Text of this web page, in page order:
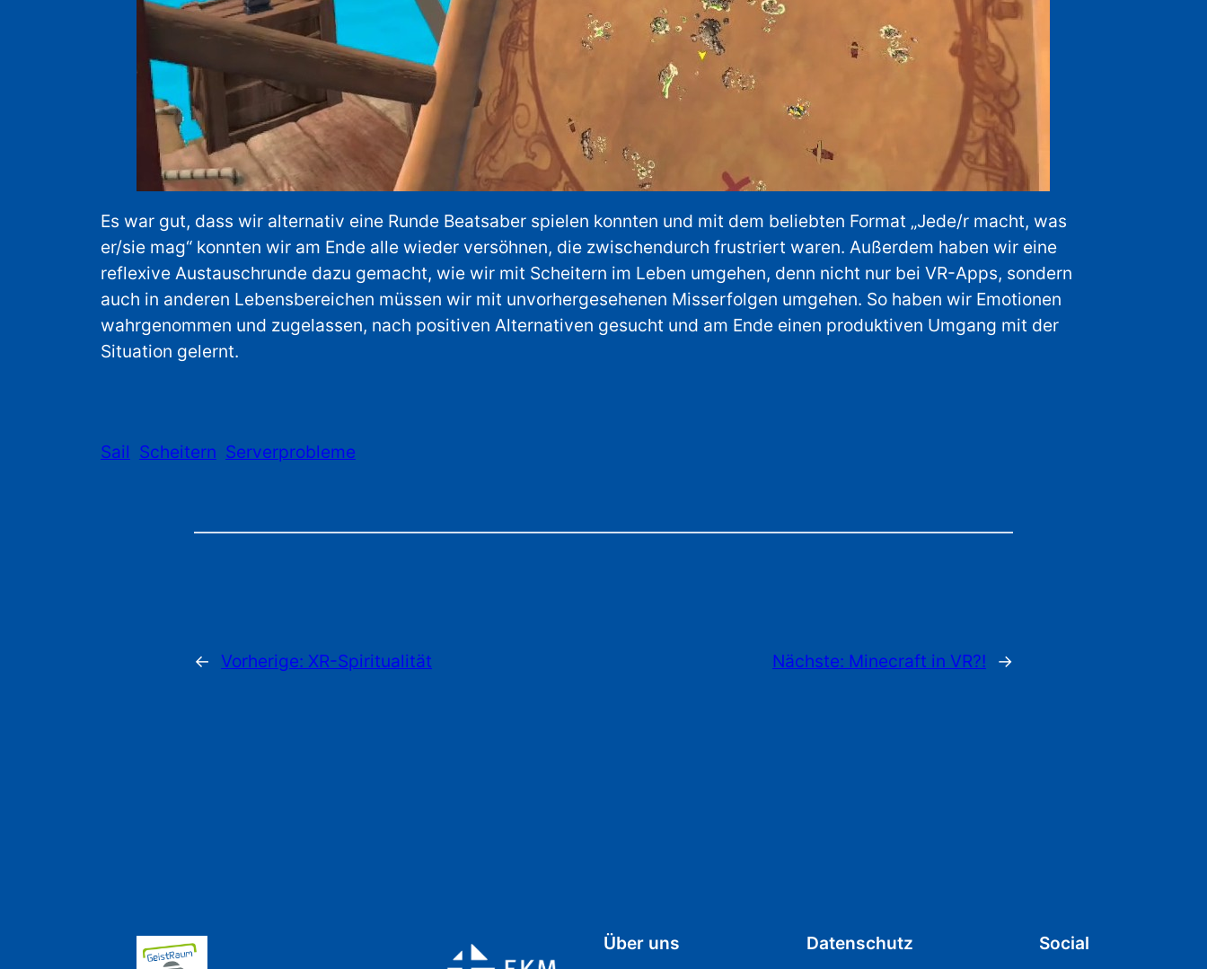
Es war gut, dass wir alternativ eine Runde Beatsaber spielen konnten und mit dem beliebten Format „Jede/r macht, was
er/sie mag“ konnten wir am Ende alle wieder versöhnen, die zwischendurch frustriert waren. Außerdem haben wir eine
reflexive Austauschrunde dazu gemacht, wie wir mit Scheitern im Leben umgehen, denn nicht nur bei VR-Apps, sondern
auch in anderen Lebensbereichen müssen wir mit unvorhergesehenen Misserfolgen umgehen. So haben wir Emotionen
wahrgenommen und zugelassen, nach positiven Alternativen gesucht und am Ende einen produktiven Umgang mit der
Situation gelernt.
Sail Scheitern Serverprobleme
← Vorherige: XR-Spiritualität Nächste: Minecraft in VR?! →
Über uns Datenschutz Social